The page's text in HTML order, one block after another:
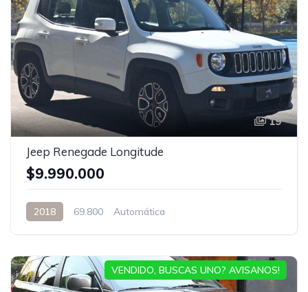
19
Jeep Renegade Longitude
$9.990.000
2018 69.800 Automática
VENDIDO, BUSCAS UNO? AVISANOS!